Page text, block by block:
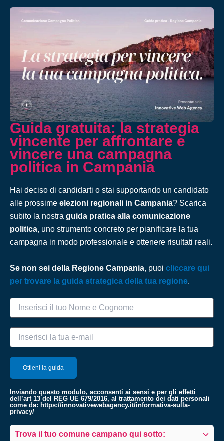
Guida gratuita: la strategia
vincente per affrontare e
vincere una campagna
politica in Campania
Hai deciso di candidarti o stai supportando un candidato
alle prossime elezioni regionali in Campania? Scarica
subito la nostra guida pratica alla comunicazione
politica, uno strumento concreto per pianificare la tua
campagna in modo professionale e ottenere risultati reali.
Se non sei della Regione Campania, puoi cliccare qui
per trovare la guida strategica della tua regione.
Inviando questo modulo, acconsenti ai sensi e per gli effetti
dell’art 13 del REG UE 679/2016, al trattamento dei dati personali
come da: https://innovativewebagency.it/informativa-sulla-
privacy/
Trova il tuo comune campano qui sotto: